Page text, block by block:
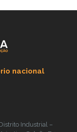
nacional
Industrial –